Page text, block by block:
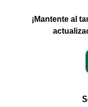
¡Mantente al